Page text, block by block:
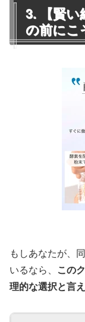
3. 【賢
の前にこ
もしあなたが、
いるなら、 この
理的な選択と言え